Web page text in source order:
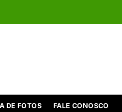
DE FOTOS FALE CONOSCO